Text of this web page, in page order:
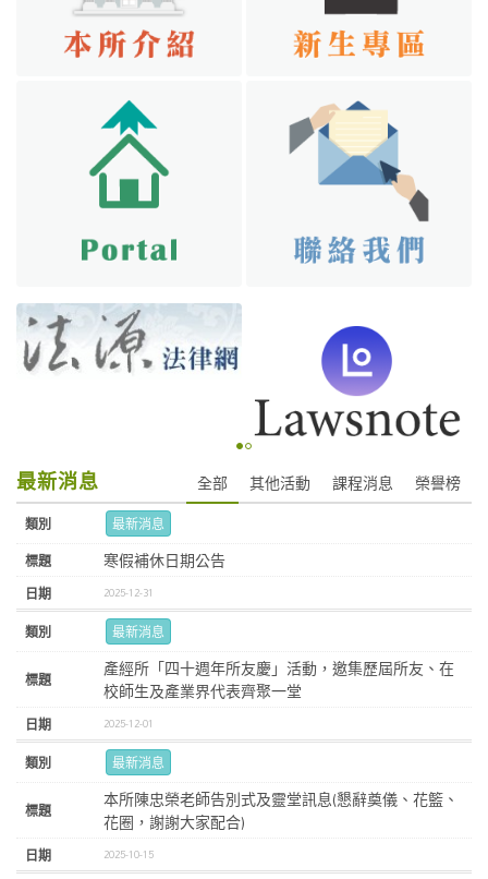
最新消息 全部 其他活動 課程消息 榮譽榜
最新消息
寒假補休日期公告
2025-12-31
最新消息
產經所「四十週年所友慶」活動，邀集歷屆所友、在
校師生及產業界代表齊聚一堂
2025-12-01
最新消息
本所陳忠榮老師告別式及靈堂訊息(懇辭奠儀、花籃、
花圈，謝謝大家配合)
2025-10-15